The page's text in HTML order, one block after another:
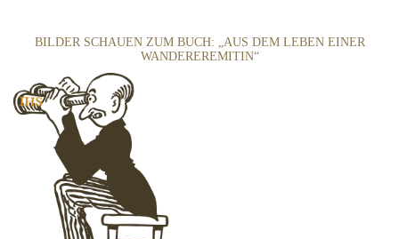
BILDER SCHAUEN ZUM BUCH: „AUS DEM LEBEN EINER
WANDEREREMITIN“